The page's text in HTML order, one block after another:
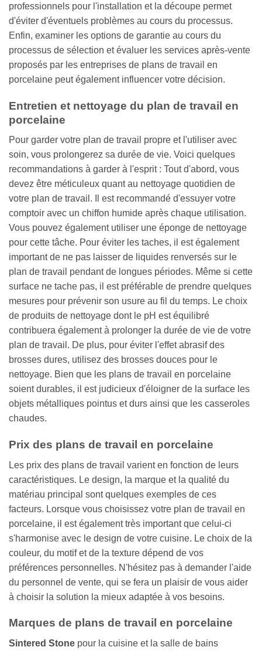
professionnels pour l'installation et la découpe permet
d'éviter d'éventuels problèmes au cours du processus.
Enfin, examiner les options de garantie au cours du
processus de sélection et évaluer les services après-vente
proposés par les entreprises de plans de travail en
porcelaine peut également influencer votre décision.
Entretien et nettoyage du plan de travail en
porcelaine
Pour garder votre plan de travail propre et l'utiliser avec
soin, vous prolongerez sa durée de vie. Voici quelques
recommandations à garder à l'esprit : Tout d'abord, vous
devez être méticuleux quant au nettoyage quotidien de
votre plan de travail. Il est recommandé d'essuyer votre
comptoir avec un chiffon humide après chaque utilisation.
Vous pouvez également utiliser une éponge de nettoyage
pour cette tâche. Pour éviter les taches, il est également
important de ne pas laisser de liquides renversés sur le
plan de travail pendant de longues périodes. Même si cette
surface ne tache pas, il est préférable de prendre quelques
mesures pour prévenir son usure au fil du temps. Le choix
de produits de nettoyage dont le pH est équilibré
contribuera également à prolonger la durée de vie de votre
plan de travail. De plus, pour éviter l'effet abrasif des
brosses dures, utilisez des brosses douces pour le
nettoyage. Bien que les plans de travail en porcelaine
soient durables, il est judicieux d'éloigner de la surface les
objets métalliques pointus et durs ainsi que les casseroles
chaudes.
Prix des plans de travail en porcelaine
Les prix des plans de travail varient en fonction de leurs
caractéristiques. Le design, la marque et la qualité du
matériau principal sont quelques exemples de ces
facteurs. Lorsque vous choisissez votre plan de travail en
porcelaine, il est également très important que celui-ci
s'harmonise avec le design de votre cuisine. Le choix de la
couleur, du motif et de la texture dépend de vos
préférences personnelles. N'hésitez pas à demander l'aide
du personnel de vente, qui se fera un plaisir de vous aider
à choisir la solution la mieux adaptée à vos besoins.
Marques de plans de travail en porcelaine
Sintered Stone pour la cuisine et la salle de bains